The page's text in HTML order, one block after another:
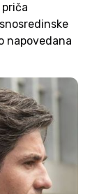
napovedana
in